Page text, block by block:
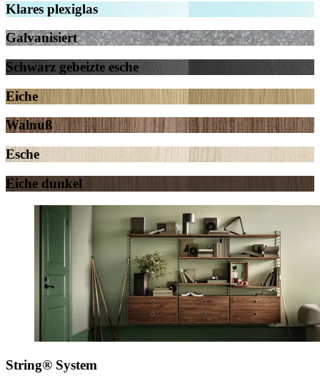
Klares plexiglas
Galvanisiert
Schwarz gebeizte esche
Eiche
Walnuß
Esche
Eiche dunkel
String® System